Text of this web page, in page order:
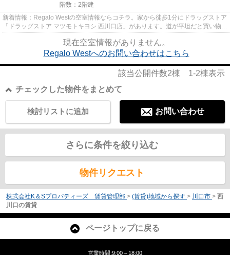
階数：2階建
新着情報：Regalo Westの空室情報ならコチラ。家から徒歩1分にドラッグストア
「ドラッグストア マツモトキヨシ 西川口店」があります。道が平坦だと買い物も
現在空室情報がありません。
Regalo Westへのお問い合わせはこちら
該当公開件数2棟 1-2棟表示
チェックした物件をまとめて
お問い合わせ
検討リストに追加
さらに条件を絞り込む
物件リクエスト
株式会社K＆Sプロパティーズ 賃貸管理部 > (賃貸)地域から探す > 川口市 > 西
川口の賃貸
ページトップに戻る
営業時間:9:00～18:00